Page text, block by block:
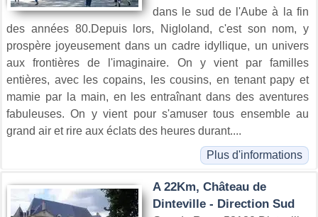
dans le sud de l'Aube à la fin
des années 80.Depuis lors, Nigloland, c'est son nom, y
prospère joyeusement dans un cadre idyllique, un univers
aux frontières de l'imaginaire. On y vient par familles
entières, avec les copains, les cousins, en tenant papy et
mamie par la main, en les entraînant dans des aventures
fabuleuses. On y vient pour s'amuser tous ensemble au
grand air et rire aux éclats des heures durant....
Plus d'informations
A 22Km, Château de
Dinteville - Direction Sud